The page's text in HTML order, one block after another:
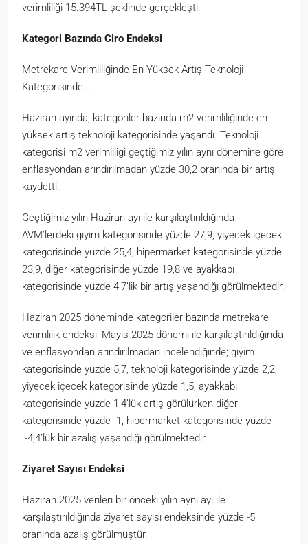
verimliliği 15.394TL şeklinde gerçekleşti.
Kategori Bazında Ciro Endeksi
Metrekare Verimliliğinde En Yüksek Artış Teknoloji
Kategorisinde…
Haziran ayında, kategoriler bazında m2 verimliliğinde en
yüksek artış teknoloji kategorisinde yaşandı. Teknoloji
kategorisi m2 verimliliği geçtiğimiz yılın aynı dönemine göre
enflasyondan arındırılmadan yüzde 30,2 oranında bir artış
kaydetti.
Geçtiğimiz yılın Haziran ayı ile karşılaştırıldığında
AVM’lerdeki giyim kategorisinde yüzde 27,9, yiyecek içecek
kategorisinde yüzde 25,4, hipermarket kategorisinde yüzde
23,9, diğer kategorisinde yüzde 19,8 ve ayakkabı
kategorisinde yüzde 4,7’lik bir artış yaşandığı görülmektedir.
Haziran 2025 döneminde kategoriler bazında metrekare
verimlilik endeksi, Mayıs 2025 dönemi ile karşılaştırıldığında
ve enflasyondan arındırılmadan incelendiğinde; giyim
kategorisinde yüzde 5,7, teknoloji kategorisinde yüzde 2,2,
yiyecek içecek kategorisinde yüzde 1,5, ayakkabı
kategorisinde yüzde 1,4’lük artış görülürken diğer
kategorisinde yüzde -1, hipermarket kategorisinde yüzde
-4,4’lük bir azalış yaşandığı görülmektedir.
Ziyaret Sayısı Endeksi
Haziran 2025 verileri bir önceki yılın aynı ayı ile
karşılaştırıldığında ziyaret sayısı endeksinde yüzde -5
oranında azalış görülmüştür.